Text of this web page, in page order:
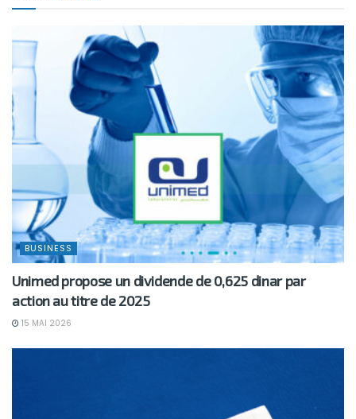
BUSINESS
Unimed propose un dividende de 0,625 dinar par
action au titre de 2025
15 MAI 2026